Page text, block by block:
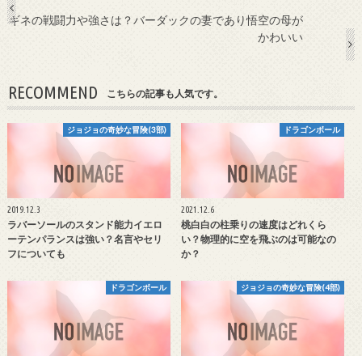
ギネの戦闘力や強さは？バーダックの妻であり悟空の母が
かわいい
RECOMMEND こちらの記事も人気です。
ジョジョの奇妙な冒険(3部)
2019.12.3
ラバーソールのスタンド能力イエロ
ーテンパランスは強い？名言やセリ
フについても
ドラゴンボール
2021.12.6
桃白白の柱乗りの速度はどれくら
い？物理的に空を飛ぶのは可能なの
か？
ドラゴンボール ジョジョの奇妙な冒険(4部)